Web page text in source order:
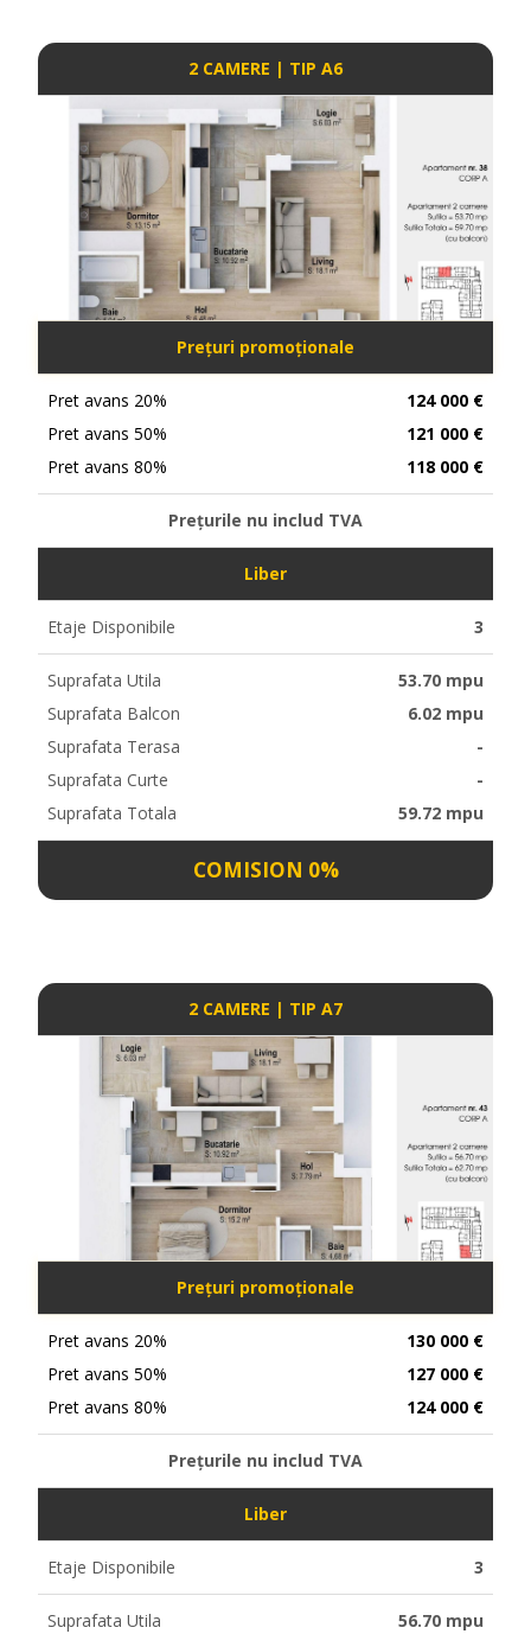
2 CAMERE | TIP A6
Prețuri promoționale
Pret avans 20%
Pret avans 50%
Pret avans 80%
124 000 €
121 000 €
118 000 €
Prețurile nu includ TVA
Liber
Etaje Disponibile 3
Suprafata Utila
Suprafata Balcon
Suprafata Terasa
Suprafata Curte
Suprafata Totala
53.70 mpu
6.02 mpu
-
-
59.72 mpu
COMISION 0%
2 CAMERE | TIP A7
Prețuri promoționale
Pret avans 20%
Pret avans 50%
Pret avans 80%
130 000 €
127 000 €
124 000 €
Prețurile nu includ TVA
Liber
Etaje Disponibile 3
Suprafata Utila
56.70 mpu